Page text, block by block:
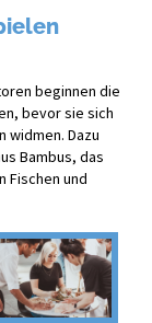
beginnen die
bevor sie sich
widmen. Dazu
Bambus, das
Fischen und